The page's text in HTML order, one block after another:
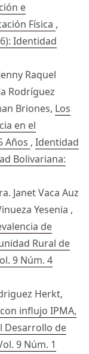
e
Física ,
Identidad
Raquel
Rodríguez
Briones, Los
en el
Años , Identidad
Bolivariana:
Janet Vaca Auz
Yesenia ,
de
Rural de
9 Núm. 4
Herkt,
influjo IPMA,
Desarrollo de
9 Núm. 1